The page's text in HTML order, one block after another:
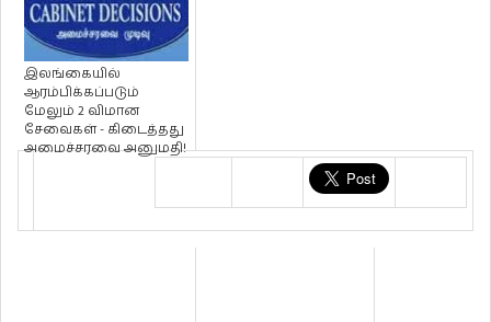
இலங்கையில்
ஆரம்பிக்கப்படும்
மேலும் 2 விமான
சேவைகள் - கிடைத்தது
அமைச்சரவை அனுமதி!